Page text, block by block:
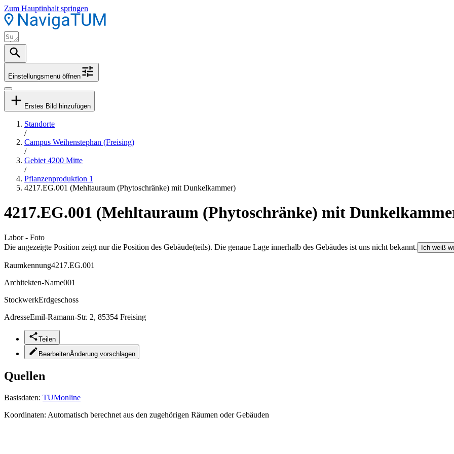
Zum Hauptinhalt springen
Einstellungsmenü öffnen
Erstes Bild hinzufügen
Standorte
/
Campus Weihenstephan (Freising)
/
Gebiet 4200 Mitte
/
Pflanzenproduktion 1
4217.EG.001 (Mehltauraum (Phytoschränke) mit Dunkelkammer)
4217.EG.001 (Mehltauraum (Phytoschränke) mit
Labor - Foto
Die angezeigte Position zeigt nur die Position des Gebäude(teils). Die genaue Lage innerhalb des Gebäudes ist uns nicht bekannt.
Ich weiß
Raumkennung4217.EG.001
Architekten-Name001
StockwerkErdgeschoss
AdresseEmil-Ramann-Str. 2, 85354 Freising
Teilen
BearbeitenÄnderung vorschlagen
Quellen
Basisdaten: TUMonline
Koordinaten: Automatisch berechnet aus den zugehörigen Räumen oder Gebäuden